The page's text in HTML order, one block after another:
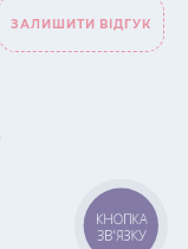
ЗАЛИШИТИ ВІДГУК
КНОПКА
ЗВ'ЯЗКУ